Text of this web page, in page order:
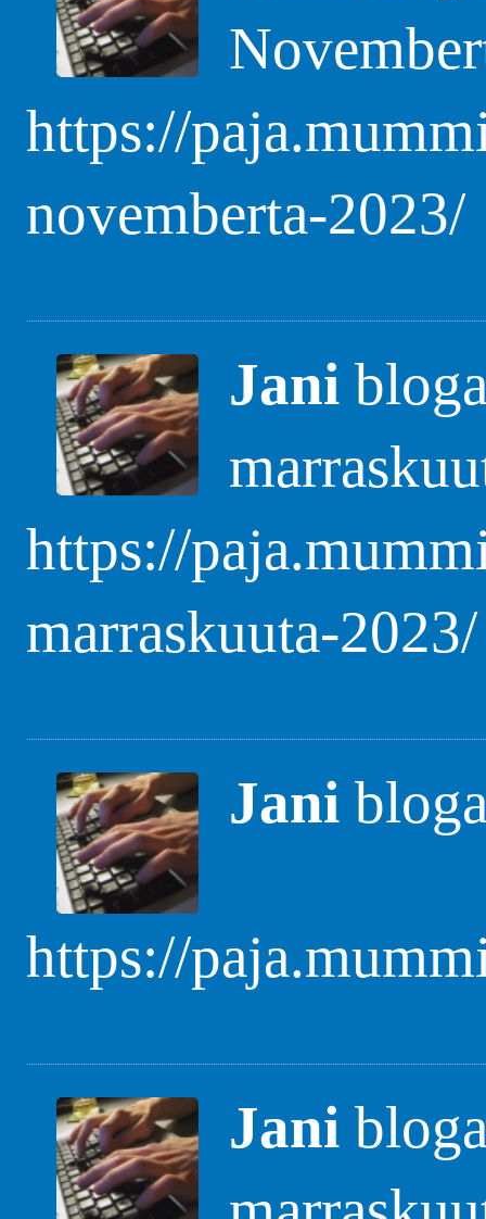
https://
novemberta-2023/
Jani
https://
marraskuuta-2023/
Jani
https://
Jani